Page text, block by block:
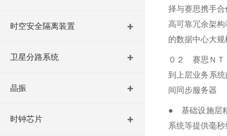
时空安全隔离装置
卫星分路系统
晶振
时钟芯片
择与赛思携手
高可靠冗余架
的数据中心大
０２ 赛思ＮＴ
到上层业务系
间同步服务器
● 基础设施层
系统等提供毫